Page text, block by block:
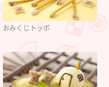
おみくじトッポ